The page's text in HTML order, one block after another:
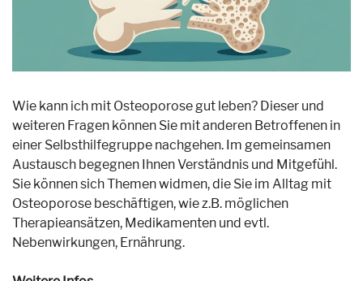
Wie kann ich mit Osteoporose gut leben? Dieser und
weiteren Fragen können Sie mit anderen Betroffenen in
einer Selbsthilfegruppe nachgehen. Im gemeinsamen
Austausch begegnen Ihnen Verständnis und Mitgefühl.
Sie können sich Themen widmen, die Sie im Alltag mit
Osteoporose beschäftigen, wie z.B. möglichen
Therapieansätzen, Medikamenten und evtl.
Nebenwirkungen, Ernährung.